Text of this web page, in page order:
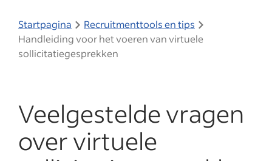
Startpagina
Recruitmenttools en tips
Handleiding voor het voeren van virtuele
sollicitatiegesprekken
Veelgestelde vragen
over virtuele